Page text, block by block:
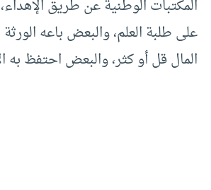
المكتبات الوطنية عن طريق
على طلبة العلم، والبعض باعه
المال قل أو كثر، والبعض احتفظ به